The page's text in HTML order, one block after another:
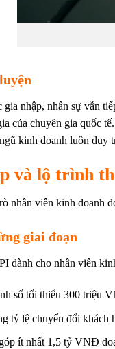
nhập, nhân sự vẫn
của chuyên gia quốc
kinh doanh luôn duy
và lộ trình
nhân viên kinh doanh
giai đoạn
dành cho nhân viên
số tối thiểu 300 triệu
tỷ lệ chuyển đổi khách
ít nhất 1,5 tỷ VNĐ